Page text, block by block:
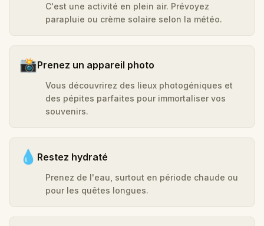
C'est une activité en plein air. Prévoyez
parapluie ou crème solaire selon la météo.
📸Prenez un appareil photo
Vous découvrirez des lieux photogéniques et
des pépites parfaites pour immortaliser vos
souvenirs.
💧 Restez hydraté
Prenez de l'eau, surtout en période chaude ou
pour les quêtes longues.